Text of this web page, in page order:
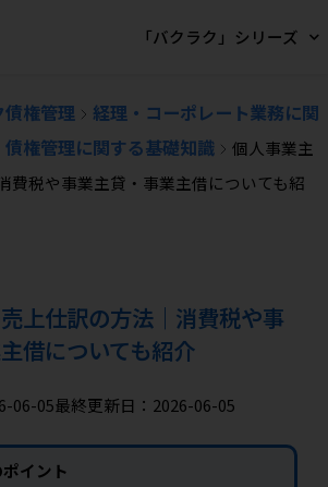
「バクラク」シリーズ
債権管理
経理・コーポレート業務に関
債権管理に関する基礎知識
個人事業主
費税や事業主貸・事業主借についても紹
上仕訳の方法｜消費税や事
借についても紹介
06-05最終更新日：2026-06-05
イント